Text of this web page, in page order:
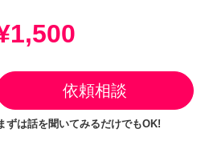
依頼相談
ずは話を聞いてみるだけでもOK!